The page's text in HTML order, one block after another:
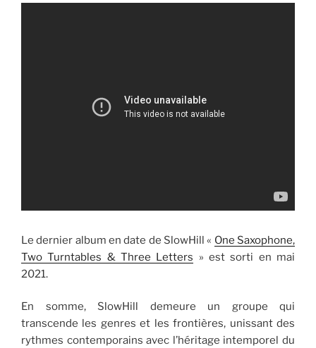
Le dernier album en date de SlowHill « One Saxophone,
Two Turntables & Three Letters » est sorti en mai
2021.
En somme, SlowHill demeure un groupe qui
transcende les genres et les frontières, unissant des
rythmes contemporains avec l’héritage intemporel du